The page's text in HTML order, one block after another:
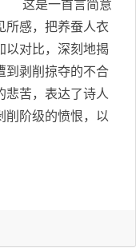
这是一首言简意
所感，把养蚕人衣
以对比，深刻地揭
到剥削掠夺的不合
悲苦，表达了诗人
削阶级的愤恨，以